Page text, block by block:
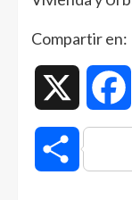
Compartir en: